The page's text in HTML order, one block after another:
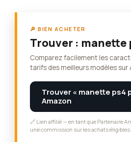
🔎 BIEN ACHETER
Trouver : manette
Comparez facilement les
tarifs des meilleurs modèles sur
Trouver « manette ps4
Amazon
🔗 Lien affilié — en tant que Partenaire
une commission sur les achats éligibles.